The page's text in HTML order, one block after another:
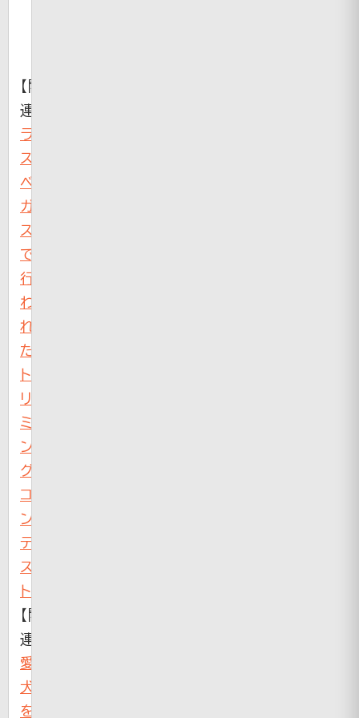
【関
連】
ラ
ス
ベ
ガ
ス
で
行
わ
れ
た
ト
リ
ミ
ン
グ
コ
ン
テ
ス
ト
【関
連】
愛
犬
を